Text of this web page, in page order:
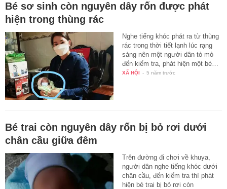
Bé sơ sinh còn nguyên dây rốn được phát
hiện trong thùng rác
Nghe tiếng khóc phát ra từ thùng
rác trong thời tiết lạnh lúc rạng
sáng nên một người dân tò mò
đến kiểm tra, phát hiện một bé…
XÃ HỘI - 5 năm trước
Bé trai còn nguyên dây rốn bị bỏ rơi dưới
chân cầu giữa đêm
Trên đường đi chơi về khuya,
người dân nghe tiếng khóc dưới
chân cầu, đến kiểm tra thì phát
hiện bé trai bị bỏ rơi còn